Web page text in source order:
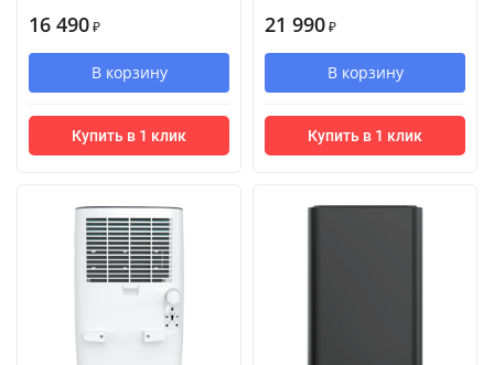
16 490 ₽
В корзину
Купить в 1 клик
21 990 ₽
В корзину
Купить в 1 клик